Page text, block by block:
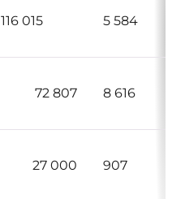
116 015 5 584
72 807 8 616
27 000 907